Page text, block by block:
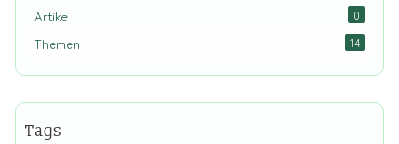
Artikel 0
Themen 14
Tags